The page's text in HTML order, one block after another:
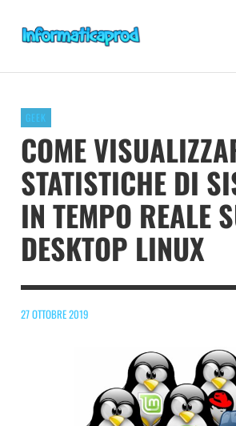
GEEK
COME
STATISTICHE DI
IN TEMPO REALE
DESKTOP LINUX
27 OTTOBRE 2019